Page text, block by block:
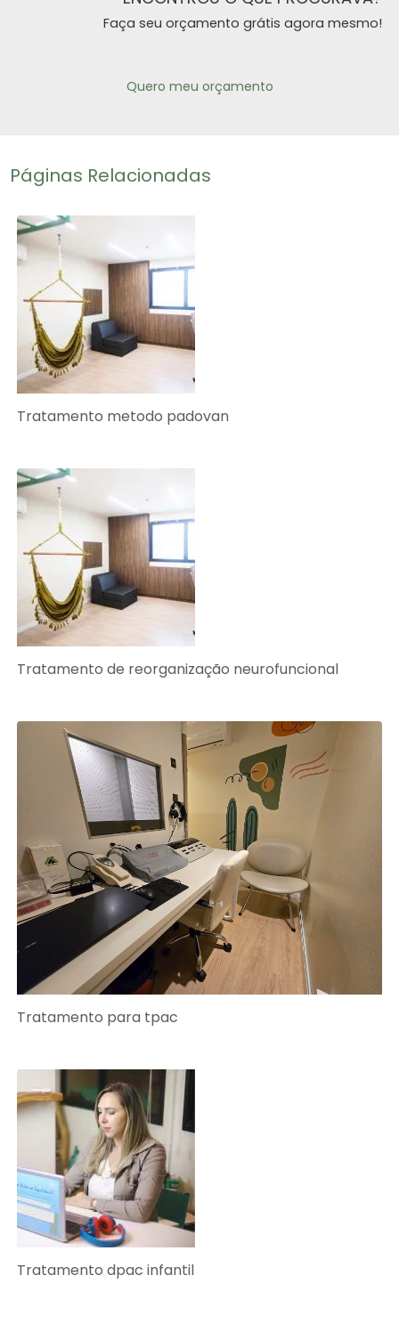
Faça seu orçamento grátis agora mesmo!
Quero meu orçamento
Páginas Relacionadas
Tratamento metodo padovan
Tratamento de reorganização neurofuncional
Tratamento para tpac
Tratamento dpac infantil